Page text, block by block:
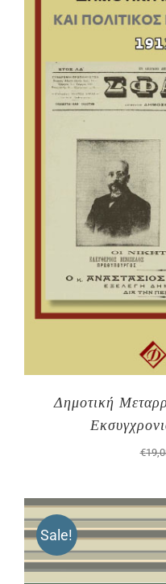
Δημοτική
€
Sale!